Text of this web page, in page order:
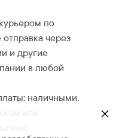
по
через
и другие
в любой
наличными,
×